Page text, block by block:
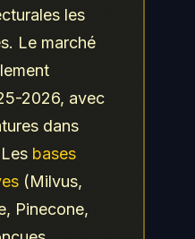
les
Le marché
2026, avec
dans
bases
(Milvus,
Pinecone,